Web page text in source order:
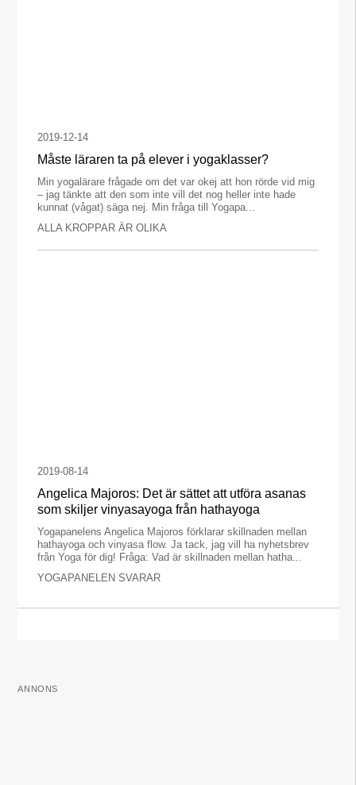
2019-12-14
Måste läraren ta på elever i yogaklasser?
Min yogalärare frågade om det var okej att hon rörde vid mig
– jag tänkte att den som inte vill det nog heller inte hade
kunnat (vågat) säga nej. Min fråga till Yogapa...
ALLA KROPPAR ÄR OLIKA
2019-08-14
Angelica Majoros: Det är sättet att utföra asanas
som skiljer vinyasayoga från hathayoga
Yogapanelens Angelica Majoros förklarar skillnaden mellan
hathayoga och vinyasa flow. Ja tack, jag vill ha nyhetsbrev
från Yoga för dig! Fråga: Vad är skillnaden mellan hatha...
YOGAPANELEN SVARAR
ANNONS